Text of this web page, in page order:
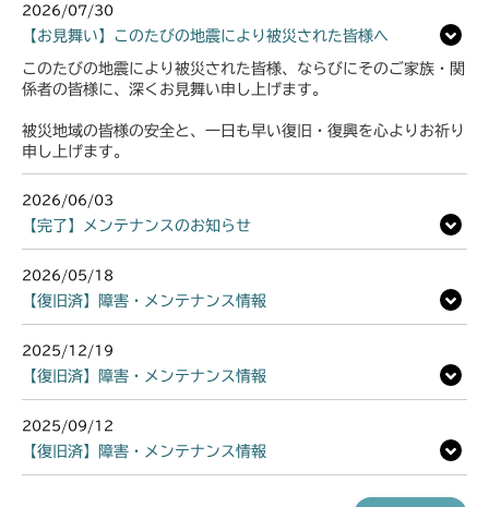
2026/07/30
【お見舞い】このたびの地震により被災された皆様へ
このたびの地震により被災された皆様、ならびにそのご家族・関
係者の皆様に、深くお見舞い申し上げます。
被災地域の皆様の安全と、一日も早い復旧・復興を心よりお祈り
申し上げます。
2026/06/03
【完了】メンテナンスのお知らせ
2026/05/18
【復旧済】障害・メンテナンス情報
2025/12/19
【復旧済】障害・メンテナンス情報
2025/09/12
【復旧済】障害・メンテナンス情報